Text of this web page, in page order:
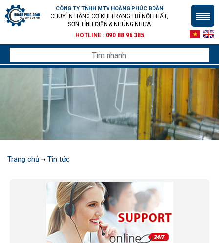
CÔNG TY TNHH MTV HOÀNG PHÚC ĐOÀN
CHUYÊN HÀNG CƠ KHÍ TRANG TRÍ NỘI THẤT,
SƠN TỈNH ĐIỆN & NHÚNG NHỰA
HOTLINE : 090 88 96 385
Trang chủ ➝ Tin tức